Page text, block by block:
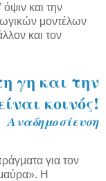
και την
μοντέλων
και τον
γη και την
κοινός!
Αναδημοσίευση
για τον
Η